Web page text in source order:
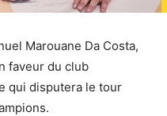
Marouane Da Costa,
faveur du club
qui disputera le tour